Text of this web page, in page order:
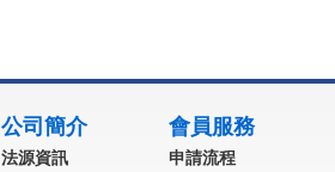
公司簡介
法源資訊
會員服務
申請流程